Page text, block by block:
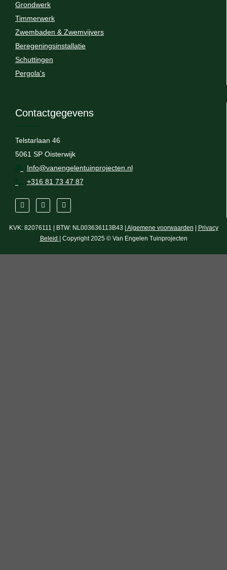
Grondwerk
Timmerwerk
Zwembaden & Zwemvijvers
Beregeningsinstallatie
Schuttingen
Pergola's
Contactgegevens
Telstarlaan 46
5061 SP Oisterwijk
Info@vanengelentuinprojecten.nl
+316 81 73 47 87
KVK: 82076111 | BTW: NL003636113B43 | Algemene voorwaarden
Privacy
Beleid
| Copyright 2025 © Van Engelen Tuinprojecten